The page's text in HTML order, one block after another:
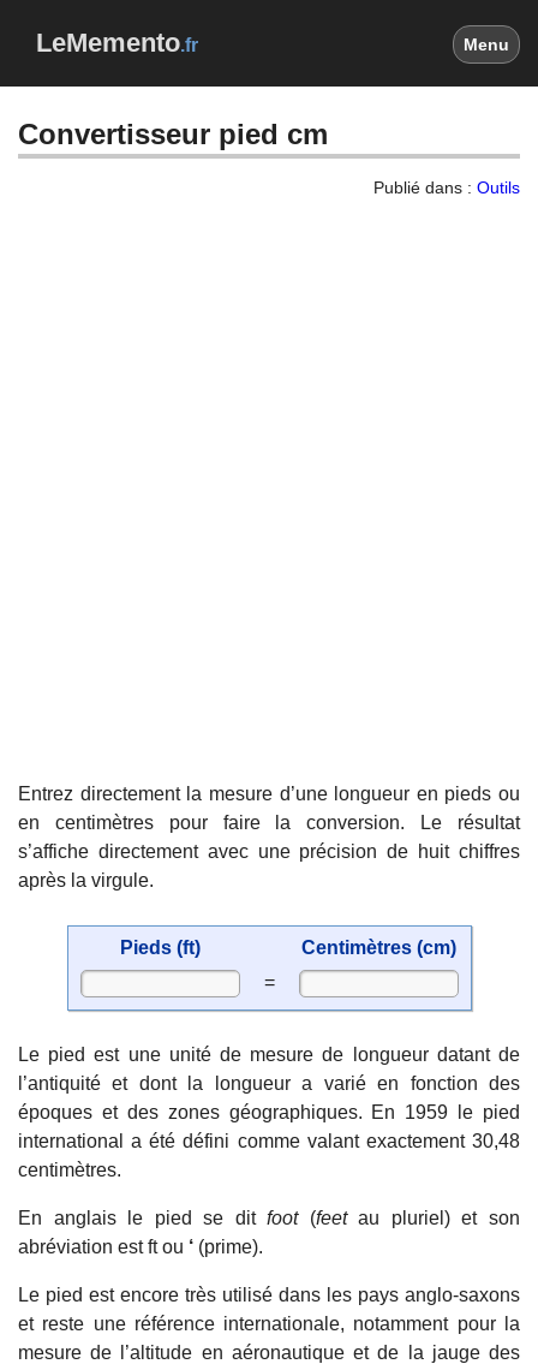
LeMemento.fr Menu
Convertisseur pied cm
Publié dans : Outils
Entrez directement la mesure d’une longueur en pieds ou
en centimètres pour faire la conversion. Le résultat
s’affiche directement avec une précision de huit chiffres
après la virgule.
Pieds (ft)
Centimètres (cm)
=
Le pied est une unité de mesure de longueur datant de
l’antiquité et dont la longueur a varié en fonction des
époques et des zones géographiques. En 1959 le pied
international a été défini comme valant exactement 30,48
centimètres.
En anglais le pied se ditfoot(feetau pluriel) et son
abréviation est ft ou ‘ (prime).
Le pied est encore très utilisé dans les pays anglo-saxons
et reste une référence internationale, notamment pour la
mesure de l’altitude en aéronautique et de la jauge des